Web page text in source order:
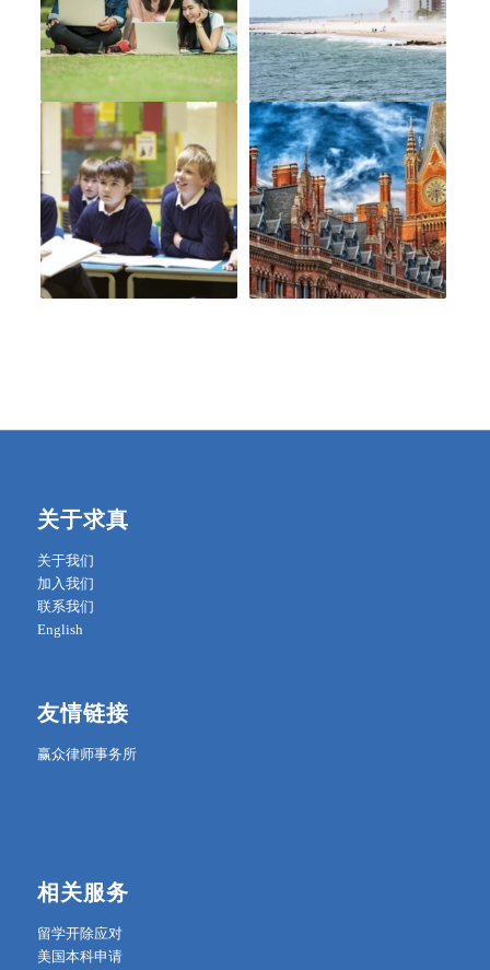
关于求真
关于我们
加入我们
联系我们
English
友情链接
赢众律师事务所
相关服务
留学开除应对
美国本科申请